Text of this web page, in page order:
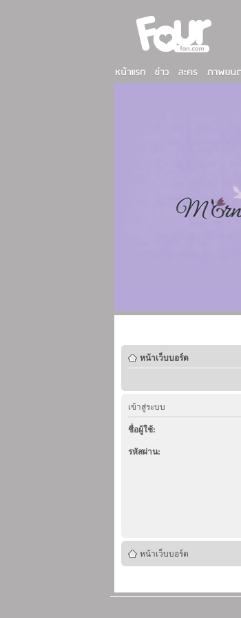
หน้าเว็บบอร์ด
เข้าสู่ระบบ
ชื่อผู้ใช้:
รหัสผ่าน:
หน้าเว็บบอร์ด